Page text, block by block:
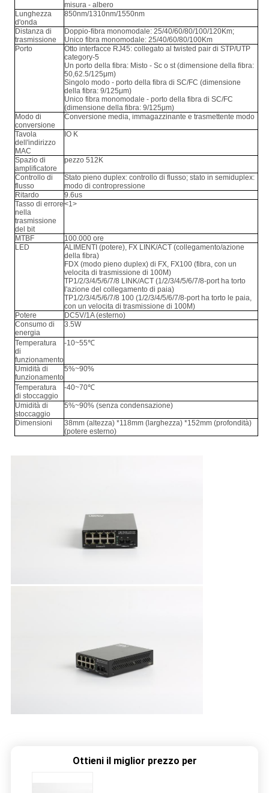
misura - albero
Lunghezza
d'onda
850nm/1310nm/1550nm
Distanza di
trasmissione
Doppio-fibra monomodale: 25/40/60/80/100/120Km;
Unico fibra monomodale: 25/40/60/80/100Km
Porto
Otto interfacce RJ45: collegato al twisted pair di STP/UTP
category-5
Un porto della fibra: Misto - Sc o st (dimensione della fibra:
50,62.5/125μm)
Singolo modo - porto della fibra di SC/FC (dimensione
della fibra: 9/125μm)
Unico fibra monomodale - porto della fibra di SC/FC
(dimensione della fibra: 9/125μm)
Modo di
conversione
Conversione media, immagazzinante e trasmettente modo
Tavola
dell'indirizzo
MAC
IO K
Spazio di
amplificatore
pezzo 512K
Controllo di
flusso
Stato pieno duplex: controllo di flusso; stato in semiduplex:
modo di contropressione
Ritardo
9.6us
Tasso di errore
nella
trasmissione
del bit
<1>
MTBF
100.000 ore
LED
ALIMENTI (potere), FX LINK/ACT (collegamento/azione
della fibra)
FDX (modo pieno duplex) di FX, FX100 (fibra, con un
velocita di trasmissione di 100M)
TP1/2/3/4/5/6/7/8 LINK/ACT (1/2/3/4/5/6/7/8-port ha torto
l'azione del collegamento di paia)
TP1/2/3/4/5/6/7/8 100 (1/2/3/4/5/6/7/8-port ha torto le paia,
con un velocita di trasmissione di 100M)
Potere
DC5V/1A (esterno)
Consumo di
energia
3.5W
Temperatura
di
funzionamento
-10~55℃
Umidità di
funzionamento
5%~90%
Temperatura
di stoccaggio
-40~70℃
Umidità di
stoccaggio
5%~90% (senza condensazione)
Dimensioni
38mm (altezza) *118mm (larghezza) *152mm (profondità)
(potere esterno)
Ottieni il miglior prezzo per